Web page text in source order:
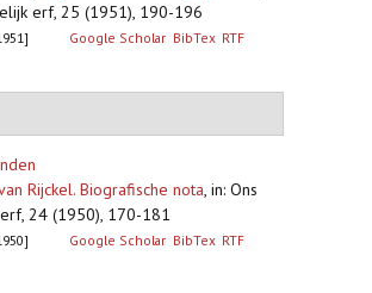
erf, 25 (1951), 190-196
Google Scholar BibTex RTF
Rijckel. Biografische nota, in: Ons
24 (1950), 170-181
Google Scholar BibTex RTF